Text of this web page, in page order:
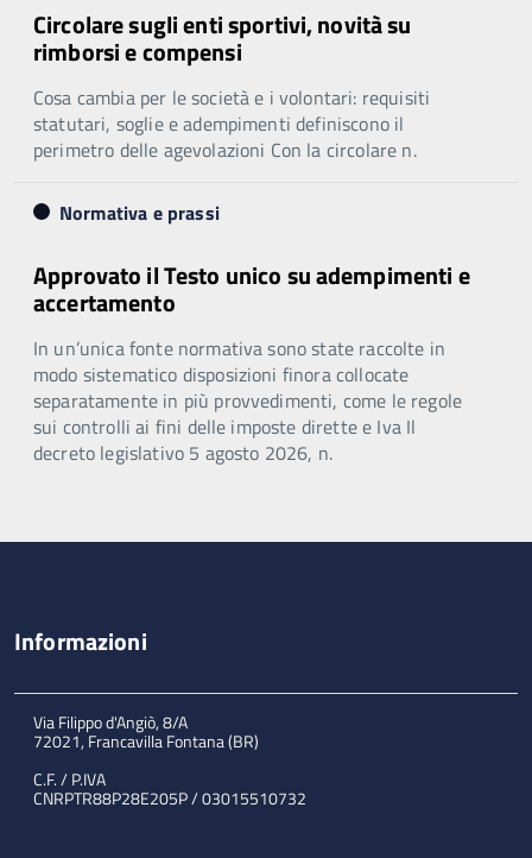
Circolare sugli enti sportivi, novità su
rimborsi e compensi
Cosa cambia per le società e i volontari: requisiti
statutari, soglie e adempimenti definiscono il
perimetro delle agevolazioni Con la circolare n.
Normativa e prassi
Approvato il Testo unico su adempimenti e
accertamento
In un’unica fonte normativa sono state raccolte in
modo sistematico disposizioni finora collocate
separatamente in più provvedimenti, come le regole
sui controlli ai fini delle imposte dirette e Iva Il
decreto legislativo 5 agosto 2026, n.
Informazioni
Via Filippo d'Angiò, 8/A
72021, Francavilla Fontana (BR)
C.F. / P.IVA
CNRPTR88P28E205P / 03015510732